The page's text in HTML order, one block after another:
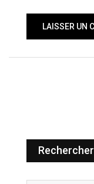
Rechercher